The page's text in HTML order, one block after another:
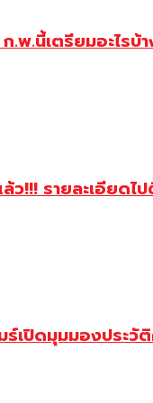
.พ.นี้เตรียมอะไรบ้
ว!!! รายละเอียด
เปิดมุมมองประวั